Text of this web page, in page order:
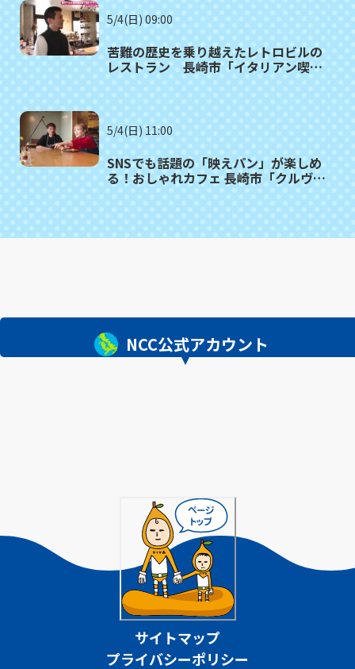
5/4(日) 09:00
苦難の歴史を乗り越えたレトロビルの
レストラン 長崎市「イタリアン喫
5/4(日) 11:00
SNSでも話題の「映えパン」が楽しめ
る！おしゃれカフェ 長崎市「クルヴェ
NCC公式アカウント
サイトマップ
プライバシーポリシー